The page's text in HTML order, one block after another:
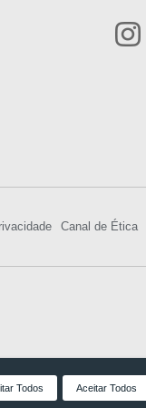
Canal de Ética
Todos Aceitar Todos